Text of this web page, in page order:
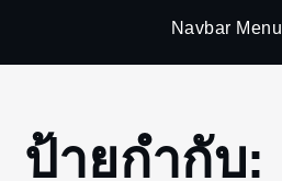
Navbar Menu
Home
สวนสุนันทา
ป้ายกำกับ: